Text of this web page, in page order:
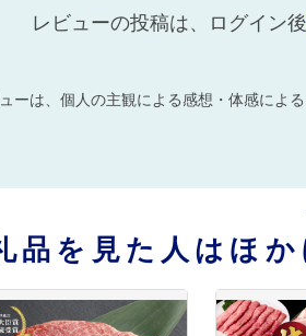
レビューの投稿は、ログイン後
ーは、個人の主観による感想・体感によ
品を見た人はほ